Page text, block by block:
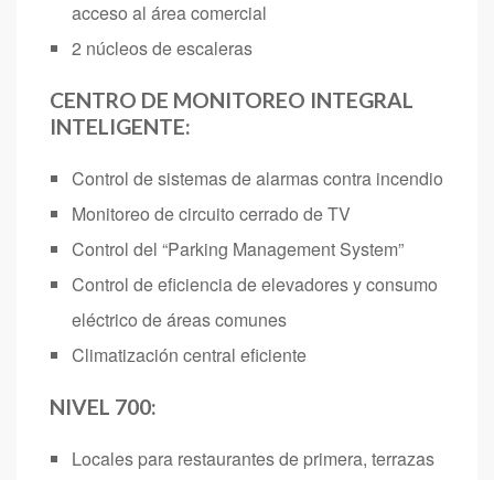
acceso al área comercial
2 núcleos de escaleras
CENTRO DE MONITOREO INTEGRAL
INTELIGENTE:
Control de sistemas de alarmas contra incendio
Monitoreo de circuito cerrado de TV
Control del “Parking Management System”
Control de eficiencia de elevadores y consumo
eléctrico de áreas comunes
Climatización central eficiente
NIVEL 700:
Locales para restaurantes de primera, terrazas